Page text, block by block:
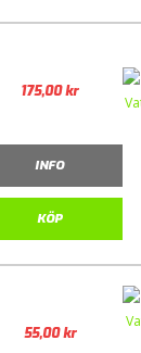
175,00kr
INFO
KÖP
55,00kr